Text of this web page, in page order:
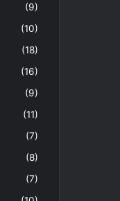
(9)
(10)
(18)
(16)
(9)
(11)
(7)
(8)
(7)